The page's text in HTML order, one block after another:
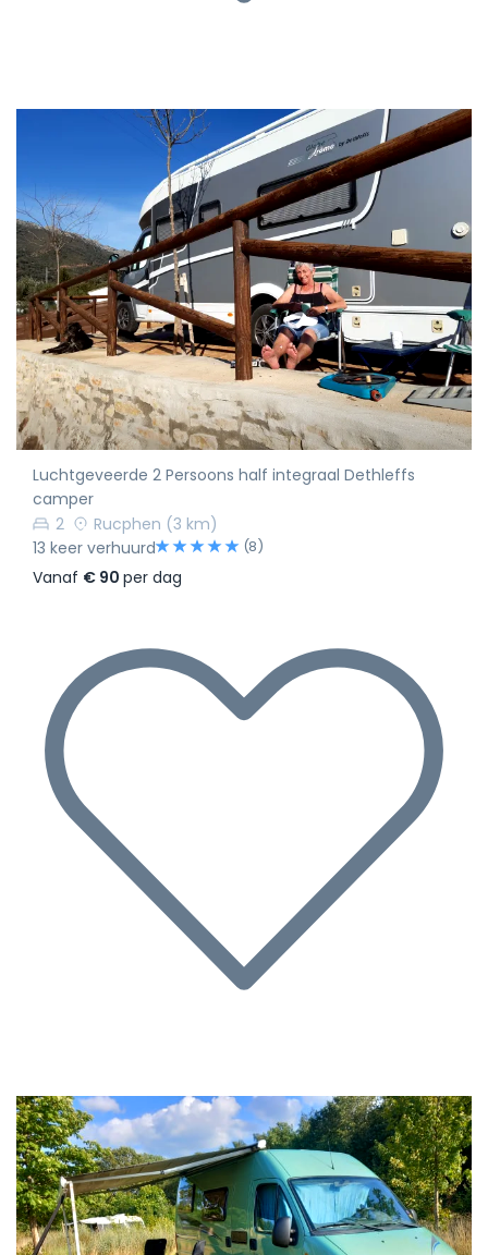
Luchtgeveerde 2 Persoons half integraal Dethleffs
camper
2
Rucphen (3 km)
13 keer verhuurd
(8)
Vanaf € 90 per dag